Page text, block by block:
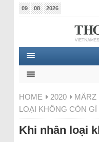
09 08 2026
HOME 2020 MÄRZ
LOẠI KHÔNG CÒN
Khi nhân loại